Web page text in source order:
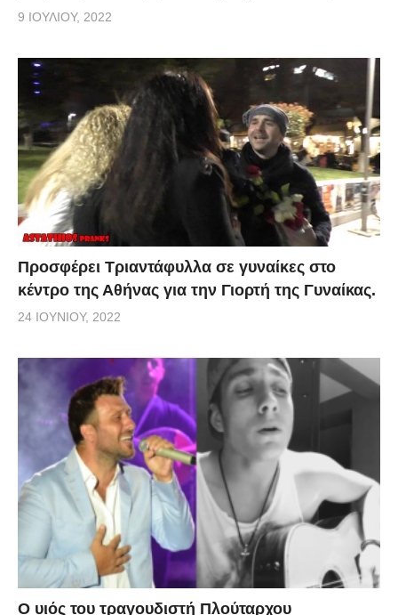
9 ΙΟΥΛΊΟΥ, 2022
Προσφέρει Τριαντάφυλλα σε γυναίκες στο
κέντρο της Αθήνας για την Γιορτή της Γυναίκας.
24 ΙΟΥΝΊΟΥ, 2022
O υιός του τραγουδιστή Πλούταρχου